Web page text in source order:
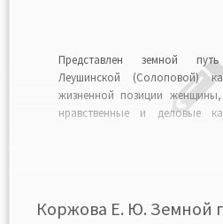
Представлен земной
Леушинской (Солоповой)
жизненной позиции
нравственные и деловые
мире. Рассмотрены труды
Коржова Е. Ю. Земной